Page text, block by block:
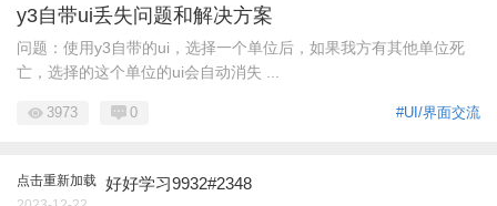
y3自带ui丢失问题和解决方案
问题：使用y3自带的ui，选择一个单位后，如果我方有其他单位死
亡，选择的这个单位的ui会自动消失 ...
#UI/界面交流
3973 0
点击重新加载 好好学习9932#2348